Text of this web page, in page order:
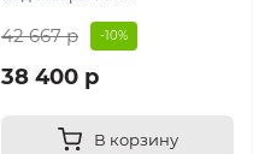
42 667 р -10%
38 400 р
В корзину